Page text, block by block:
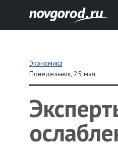
Экономика
Понедельник, 25 мая